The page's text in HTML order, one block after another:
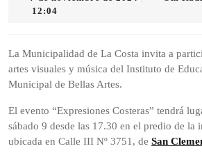
2024
12:04
La Municipalidad de La Costa invita a
artes visuales y música del Instituto de
Municipal de Bellas Artes.
El evento “Expresiones Costeras” tendrá
sábado 9 desde las 17.30 en el predio de la
ubicada en Calle III Nº 3751, de San